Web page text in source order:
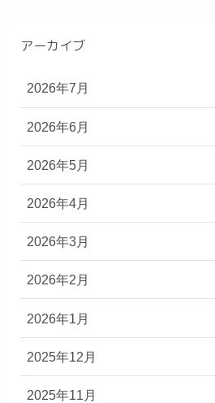
アーカイブ
2026年7月
2026年6月
2026年5月
2026年4月
2026年3月
2026年2月
2026年1月
2025年12月
2025年11月